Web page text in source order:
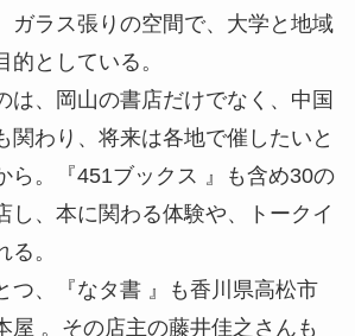
ガラス張りの空間で、大学と地域
としている。
は、岡山の書店だけでなく、中国
関わり、将来は各地で催したいと
ら。『451ブックス 』も含め30の
し、本に関わる体験や、トークイ
。
つ、『なタ書 』も香川県高松市
屋 。その店主の藤井佳之さんも